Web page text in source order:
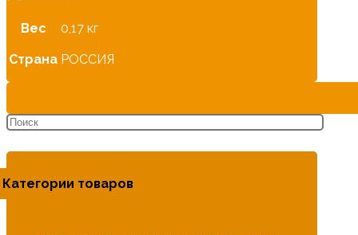
Вес 0,17 кг
Страна РОССИЯ
Категории товаров